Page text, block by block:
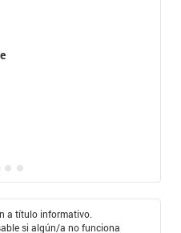
a título informativo.
si algún/a no funciona